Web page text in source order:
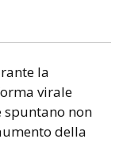
la
virale
spuntano non
della